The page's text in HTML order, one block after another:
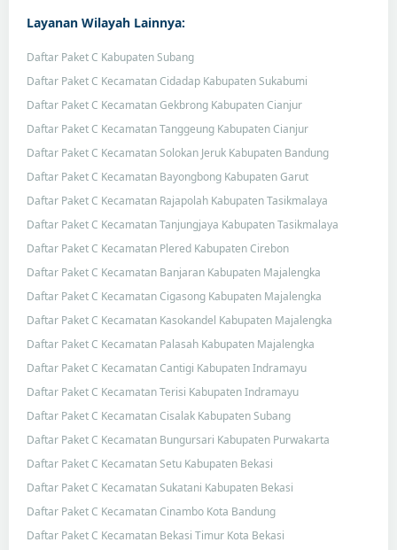
Layanan Wilayah Lainnya:
Daftar Paket C Kabupaten Subang
Daftar Paket C Kecamatan Cidadap Kabupaten Sukabumi
Daftar Paket C Kecamatan Gekbrong Kabupaten Cianjur
Daftar Paket C Kecamatan Tanggeung Kabupaten Cianjur
Daftar Paket C Kecamatan Solokan Jeruk Kabupaten Bandung
Daftar Paket C Kecamatan Bayongbong Kabupaten Garut
Daftar Paket C Kecamatan Rajapolah Kabupaten Tasikmalaya
Daftar Paket C Kecamatan Tanjungjaya Kabupaten Tasikmalaya
Daftar Paket C Kecamatan Plered Kabupaten Cirebon
Daftar Paket C Kecamatan Banjaran Kabupaten Majalengka
Daftar Paket C Kecamatan Cigasong Kabupaten Majalengka
Daftar Paket C Kecamatan Kasokandel Kabupaten Majalengka
Daftar Paket C Kecamatan Palasah Kabupaten Majalengka
Daftar Paket C Kecamatan Cantigi Kabupaten Indramayu
Daftar Paket C Kecamatan Terisi Kabupaten Indramayu
Daftar Paket C Kecamatan Cisalak Kabupaten Subang
Daftar Paket C Kecamatan Bungursari Kabupaten Purwakarta
Daftar Paket C Kecamatan Setu Kabupaten Bekasi
Daftar Paket C Kecamatan Sukatani Kabupaten Bekasi
Daftar Paket C Kecamatan Cinambo Kota Bandung
Daftar Paket C Kecamatan Bekasi Timur Kota Bekasi